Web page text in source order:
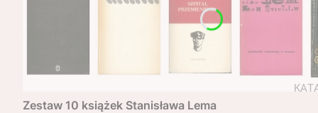
Zestaw 10 książek Stanisława Lema